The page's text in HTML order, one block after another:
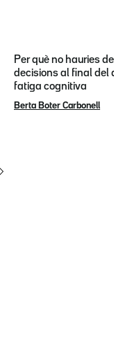
Per què no hauries
decisions al final del
fatiga cognitiva
Berta Boter Carbonell